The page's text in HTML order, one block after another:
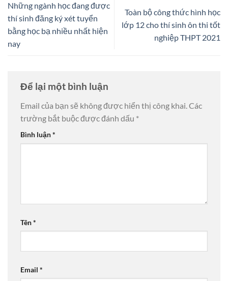
Những ngành học đang được
thí sinh đăng ký xét tuyển
bằng học bạ nhiều nhất hiện
nay
Toàn bộ công thức hình học
lớp 12 cho thí sinh ôn thi tốt
nghiệp THPT 2021
Để lại một bình luận
Email của bạn sẽ không được hiển thị công khai.Các
trường bắt buộc được đánh dấu *
Bình luận*
Tên*
Email *